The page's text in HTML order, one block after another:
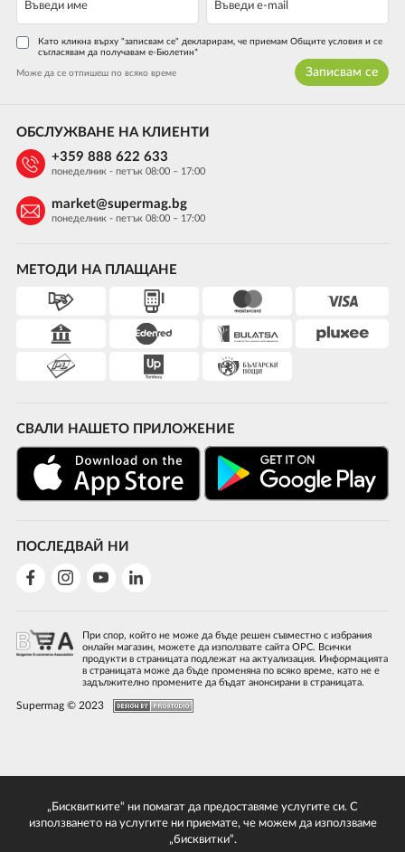
Като кликна върху "записвам се" декларирам, че приемам Общите условия и се
съгласявам да получавам е-Бюлетин*
Може да се отпишеш по всяко време Записвам се
МЕТОДИ НА ПЛАЩАНЕ
СВАЛИ НАШЕТО ПРИЛОЖЕНИЕ
ПОСЛЕДВАЙ НИ
ОБСЛУЖВАНЕ НА КЛИЕНТИ
+359 888 622 633
понеделник - петък 08:00 – 17:00
market@supermag.bg
понеделник - петък 08:00 – 17:00
При спор, който не може да бъде решен съвместно с избрания
онлайн магазин, можете да използвате сайта ОРС. Всички
продукти в страницата подлежат на актуализация. Информацията
в страницата може да бъде променяна по всяко време, като не е
задължително промените да бъдат анонсирани в страницата.
Supermag © 2023
„Бисквитките“ ни помагат да предоставяме услугите си. С
използването на услугите ни приемате, че можем да използваме
„бисквитки“.